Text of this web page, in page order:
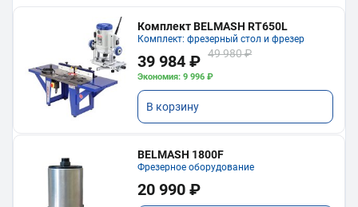
Комплект BELMASH RT650L
Комплект: фрезерный стол и фрезер
39 984 ₽ 49 980 ₽
Экономия: 9 996 ₽
В корзину
BELMASH 1800F
Фрезерное оборудование
20 990 ₽